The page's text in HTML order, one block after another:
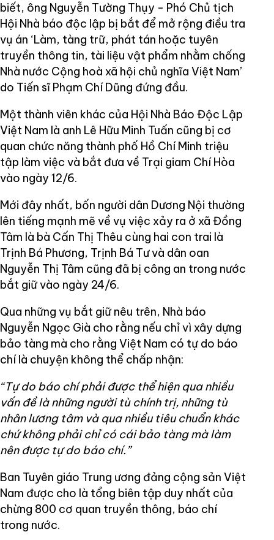
biết, ông Nguyễn Tường Thụy - Phó Chủ tịch
Hội Nhà báo độc lập bị bắt để mở rộng điều tra
vụ án ‘Làm, tàng trữ, phát tán hoặc tuyên
truyền thông tin, tài liệu vật phẩm nhằm chống
Nhà nước Cộng hoà xã hội chủ nghĩa Việt Nam’
do Tiến sĩ Phạm Chí Dũng đứng đầu.
Một thành viên khác của Hội Nhà Báo Độc Lập
Việt Nam là anh Lê Hữu Minh Tuấn cũng bị cơ
quan chức năng thành phố Hồ Chí Minh triệu
tập làm việc và bắt đưa về Trại giam Chí Hòa
vào ngày 12/6.
Mới đây nhất, bốn người dân Dương Nội thường
lên tiếng mạnh mẽ về vụ việc xảy ra ở xã Đồng
Tâm là bà Cấn Thị Thêu cùng hai con trai là
Trịnh Bá Phương, Trịnh Bá Tư và dân oan
Nguyễn Thị Tâm cũng đã bị công an trong nước
bắt giữ vào ngày 24/6.
Qua những vụ bắt giữ nêu trên, Nhà báo
Nguyễn Ngọc Già cho rằng nếu chỉ vì xây dựng
bảo tàng mà cho rằng Việt Nam có tự do báo
chí là chuyện không thể chấp nhận:
“Tự do báo chí phải được thể hiện qua nhiều
vấn đề là những người tù chính trị, những tù
nhân lương tâm và qua nhiều tiêu chuẩn khác
chứ không phải chỉ có cái bảo tàng mà làm
nên được tự do báo chí.”
Ban Tuyên giáo Trung ương đảng cộng sản Việt
Nam được cho là tổng biên tập duy nhất của
chừng 800 cơ quan truyền thông, báo chí
trong nước.